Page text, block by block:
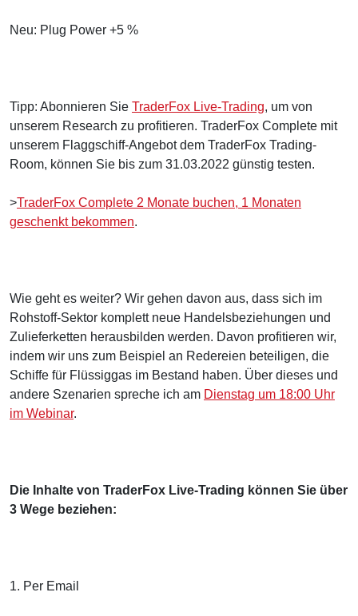
Neu: Plug Power +5 %
Tipp: Abonnieren Sie TraderFox Live-Trading, um von
unserem Research zu profitieren. TraderFox Complete mit
unserem Flaggschiff-Angebot dem TraderFox Trading-
Room, können Sie bis zum 31.03.2022 günstig testen.
>TraderFox Complete 2 Monate buchen, 1 Monaten
geschenkt bekommen.
Wie geht es weiter? Wir gehen davon aus, dass sich im
Rohstoff-Sektor komplett neue Handelsbeziehungen und
Zulieferketten herausbilden werden. Davon profitieren wir,
indem wir uns zum Beispiel an Redereien beteiligen, die
Schiffe für Flüssiggas im Bestand haben. Über dieses und
andere Szenarien spreche ich am Dienstag um 18:00 Uhr
im Webinar.
Die Inhalte von TraderFox Live-Trading können Sie über
3 Wege beziehen:
1. Per Email